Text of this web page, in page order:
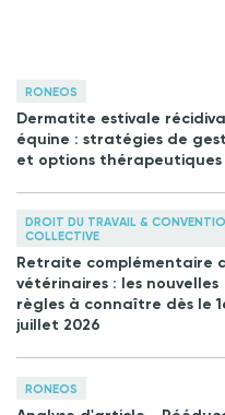
RONEOS
Dermatite estivale
équine : stratégies de
et options thérapeutiques
DROIT DU TRAVAIL &
COLLECTIVE
Retraite complémentaire
vétérinaires : les nouvelles
règles à connaître dès le
juillet 2026
RONEOS